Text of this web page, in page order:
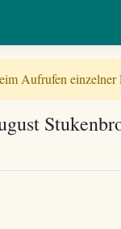
Aufrufen